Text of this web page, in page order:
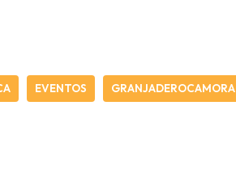
EVENTOS GRANJADEROCAMORA